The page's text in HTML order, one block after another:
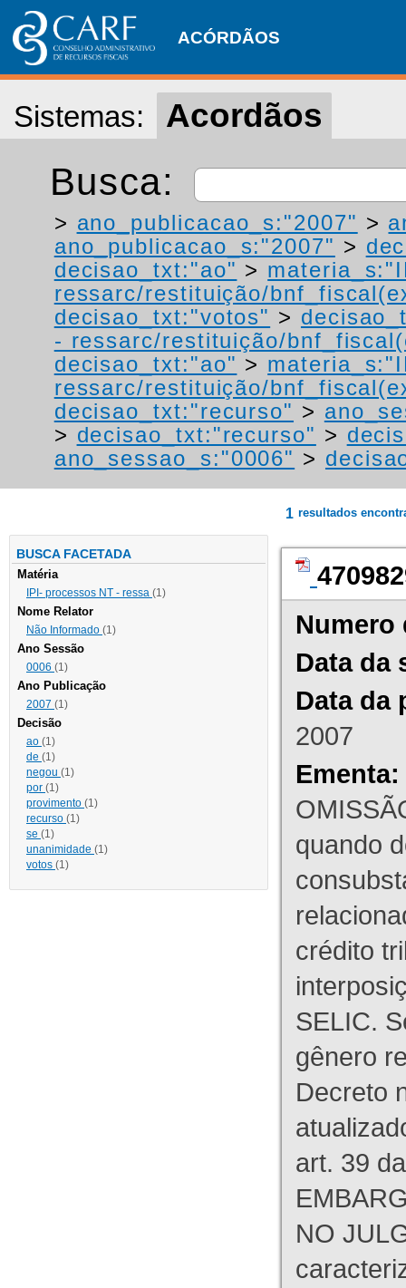
ACÓRDÃOS
Sistemas: Acordãos
Busca:
> ano_publicacao_s:"2007" >
ano_publicacao_s:"2007" >
decisao_txt:"ao" >
ressarc/restituição/
decisao_txt:"votos" >
- ressarc/restituição/
decisao_txt:"ao" >
ressarc/restituição/
decisao_txt:"recurso" >
> decisao_txt:"recurso" >
ano_sessao_s:"0006" >
BUSCA FACETADA
Matéria
IPI- processos NT - ressa (1)
Nome Relator
Não Informado (1)
Ano Sessão
0006 (1)
Ano Publicação
2007 (1)
Decisão
ao (1)
de (1)
negou (1)
por (1)
provimento (1)
recurso (1)
se (1)
unanimidade (1)
votos (1)
1 resultados
Numero
Data da
Data da
2007
Ementa:
quando
crédito
SELIC.
gênero
Decreto
art. 39
NO